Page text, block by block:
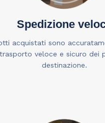
Spedizione
acquistati sono
veloce e sicuro dei
destinazione.